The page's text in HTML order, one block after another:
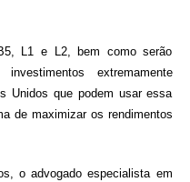
L1 e L2, bem como serão
extremamente
Unidos que podem usar essa
de maximizar os rendimentos
o advogado especialista em